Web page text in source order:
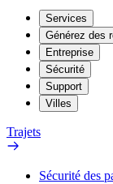
Services
Générez des
Entreprise
Sécurité
Support
Villes
Trajets
Sécurité des